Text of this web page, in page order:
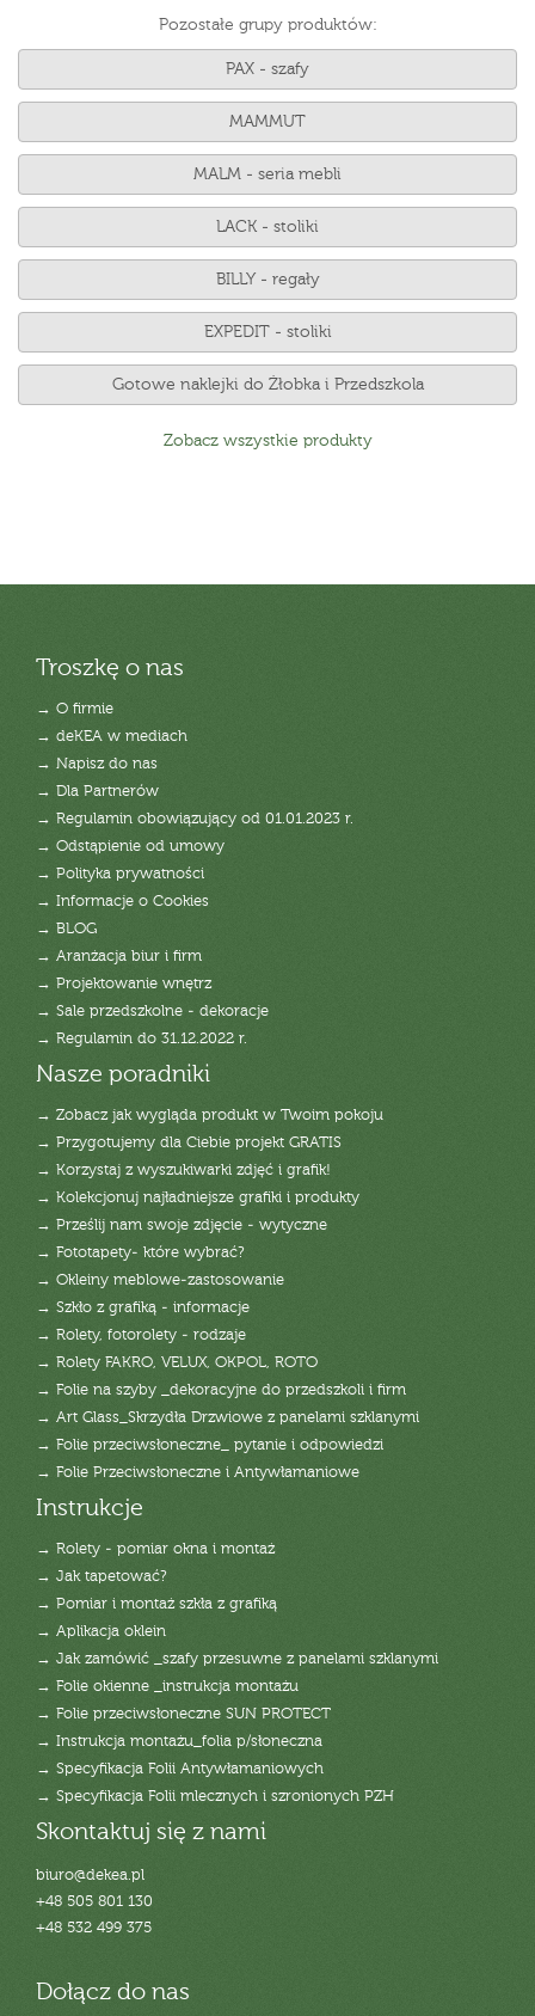
Pozostałe grupy produktów:
PAX - szafy
MAMMUT
MALM - seria mebli
LACK - stoliki
BILLY - regały
EXPEDIT - stoliki
Gotowe naklejki do Żłobka i Przedszkola
Zobacz wszystkie produkty
Troszkę o nas
→ O firmie
→ deKEA w mediach
→ Napisz do nas
→ Dla Partnerów
→ Regulamin obowiązujący od 01.01.2023 r.
→ Odstąpienie od umowy
→ Polityka prywatności
→ Informacje o Cookies
→ BLOG
→ Aranżacja biur i firm
→ Projektowanie wnętrz
→ Sale przedszkolne - dekoracje
→ Regulamin do 31.12.2022 r.
Nasze poradniki
→ Zobacz jak wygląda produkt w Twoim pokoju
→ Przygotujemy dla Ciebie projekt GRATIS
→ Korzystaj z wyszukiwarki zdjęć i grafik!
→ Kolekcjonuj najładniejsze grafiki i produkty
→ Prześlij nam swoje zdjęcie - wytyczne
→ Fototapety- które wybrać?
→ Okleiny meblowe-zastosowanie
→ Szkło z grafiką - informacje
→ Rolety, fotorolety - rodzaje
→ Rolety FAKRO, VELUX, OKPOL, ROTO
→ Folie na szyby _dekoracyjne do przedszkoli i firm
→ Art Glass_Skrzydła Drzwiowe z panelami szklanymi
→ Folie przeciwsłoneczne_ pytanie i odpowiedzi
→ Folie Przeciwsłoneczne i Antywłamaniowe
Instrukcje
→ Rolety - pomiar okna i montaż
→ Jak tapetować?
→ Pomiar i montaż szkła z grafiką
→ Aplikacja oklein
→ Jak zamówić _szafy przesuwne z panelami szklanymi
→ Folie okienne _instrukcja montażu
→ Folie przeciwsłoneczne SUN PROTECT
→ Instrukcja montażu_folia p/słoneczna
→ Specyfikacja Folii Antywłamaniowych
→ Specyfikacja Folii mlecznych i szronionych PZH
Skontaktuj się z nami
biuro@dekea.pl
+48 505 801 130
+48 532 499 375
Dołącz do nas